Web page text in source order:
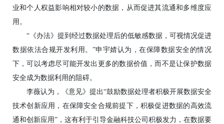
业和个人权益影响相对较小的数据，从而促进其流通和多维度应
用。
“《办法》提到经过数据处理后的低敏感数据，可视情况促进
数据依法合规开发利用。”申宇婧认为，在保障数据安全的情况
下，可以考虑尽可能开发出更多的数据价值，而不是让保护数据
安全成为数据利用的阻碍。
李薇认为，《意见》提出“鼓励数据处理者积极开展数据安全
技术创新应用，在保障安全合规前提下，积极促进数据的高效流
通和创新应用”，这有利于引导金融科技公司积极发力，在数据要